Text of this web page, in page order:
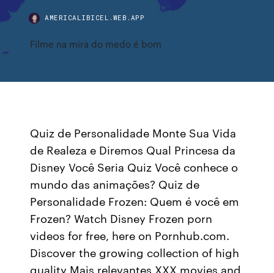
AMERICALIBICEL.WEB.APP
Filme na mira do medo é bom
Quiz de Personalidade Monte Sua Vida
de Realeza e Diremos Qual Princesa da
Disney Você Seria Quiz Você conhece o
mundo das animações? Quiz de
Personalidade Frozen: Quem é você em
Frozen? Watch Disney Frozen porn
videos for free, here on Pornhub.com.
Discover the growing collection of high
quality Mais relevantes XXX movies and